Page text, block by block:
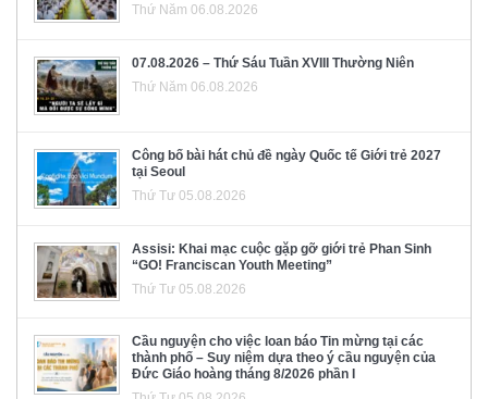
Thứ Năm 06.08.2026
07.08.2026 – Thứ Sáu Tuần XVIII Thường Niên
Thứ Năm 06.08.2026
Công bố bài hát chủ đề ngày Quốc tế Giới trẻ 2027
tại Seoul
Thứ Tư 05.08.2026
Assisi: Khai mạc cuộc gặp gỡ giới trẻ Phan Sinh
“GO! Franciscan Youth Meeting”
Thứ Tư 05.08.2026
Cầu nguyện cho việc loan báo Tin mừng tại các
thành phố – Suy niệm dựa theo ý cầu nguyện của
Đức Giáo hoàng tháng 8/2026 phần I